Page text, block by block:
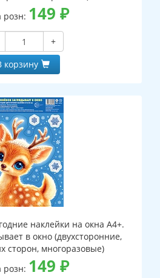
розн: 149 ₽
+
корзину
наклейки на окна А4+.
в окно (двухсторонние,
сторон, многоразовые)
розн: 149 ₽